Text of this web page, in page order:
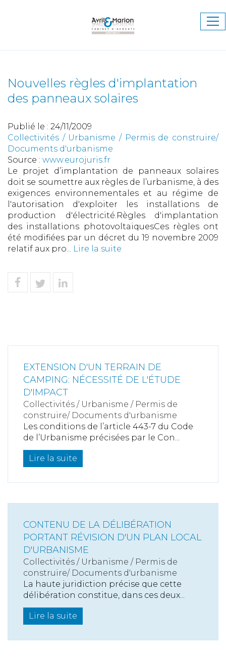
Nouvelles règles d'implantation
des panneaux solaires
Publié le : 24/11/2009
Collectivités / Urbanisme / Permis de construire/
Documents d'urbanisme
Source : www.eurojuris.fr
Le projet d’implantation de panneaux solaires
doit se soumettre aux règles de l’urbanisme, à des
exigences environnementales et au régime de
l'autorisation d'exploiter les installations de
production d'électricité.Règles d'implantation
des installations photovoltaiquesCes règles ont
été modifiées par un décret du 19 novembre 2009
relatif aux pro... Lire la suite
EXTENSION D'UN TERRAIN DE
CAMPING: NÉCESSITÉ DE L'ÉTUDE
D'IMPACT
Collectivités / Urbanisme / Permis de
construire/ Documents d'urbanisme
Les conditions de l’article 443-7 du Code
de l’Urbanisme précisées par le Con...
Lire la suite
CONTENU DE LA DÉLIBÉRATION
PORTANT RÉVISION D'UN PLAN LOCAL
D'URBANISME
Collectivités / Urbanisme / Permis de
construire/ Documents d'urbanisme
La haute juridiction précise que cette
délibération constitue, dans ces deux...
Lire la suite